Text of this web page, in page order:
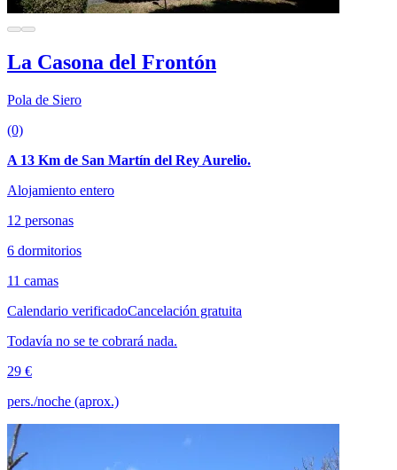
La Casona del Frontón
Pola de Siero
(0)
A 13 Km de San Martín del Rey Aurelio.
Alojamiento entero
12 personas
6 dormitorios
11 camas
Calendario verificadoCancelación gratuita
Todavía no se te cobrará nada.
29 €
pers./noche (aprox.)